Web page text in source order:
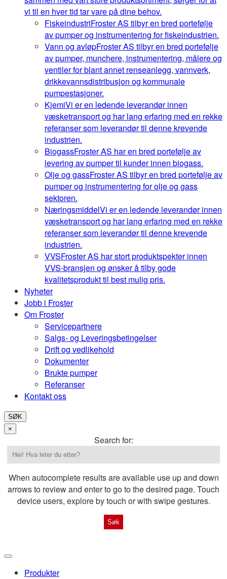
vi til en hver tid tar vare på dine behov.
FiskeindustriFroster AS tilbyr en bred portefølje
av pumper og instrumentering for fiskeindustrien.
Vann og avløpFroster AS tilbyr en bred portefølje
av pumper, munchere, instrumentering, målere og
ventiler for blant annet renseanlegg, vannverk,
drikkevannsdistribusjon og kommunale
pumpestasjoner.
KjemiVi er en ledende leverandør innen
væsketransport og har lang erfaring med en rekke
referanser som leverandør til denne krevende
industrien.
BiogassFroster AS har en bred portefølje av
levering av pumper til kunder innen biogass.
Olje og gassFroster AS tilbyr en bred portefølje av
pumper og instrumentering for olje og gass
sektoren.
NæringsmiddelVi er en ledende leverandør innen
væsketransport og har lang erfaring med en rekke
referanser som leverandør til denne krevende
industrien.
VVSFroster AS har stort produktspekter innen
VVS-bransjen og ønsker å tilby gode
kvalitetsprodukt til best mulig pris.
Nyheter
Jobb i Froster
Om Froster
Servicepartnere
Salgs- og Leveringsbetingelser
Drift og vedlikehold
Dokumenter
Brukte pumper
Referanser
Kontakt oss
SØK
×
Search for:
When autocomplete results are available use up and down
arrows to review and enter to go to the desired page. Touch
device users, explore by touch or with swipe gestures.
Produkter